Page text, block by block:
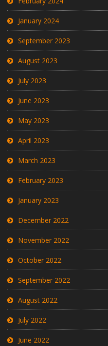
January 2024
September 2023
August 2023
July 2023
June 2023
May 2023
April 2023
March 2023
February 2023
January 2023
December 2022
November 2022
October 2022
September 2022
August 2022
July 2022
June 2022